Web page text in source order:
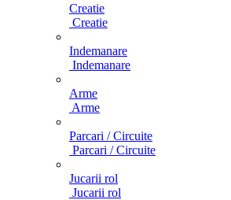
Creatie
Creatie
Indemanare
Indemanare
Arme
Arme
Parcari / Circuite
Parcari / Circuite
Jucarii rol
Jucarii rol